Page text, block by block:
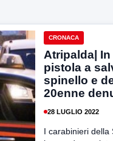
CRONACA
Atripalda|
pistola a
spinello e
20enne
28 LUGLIO 2022
I carabinieri della